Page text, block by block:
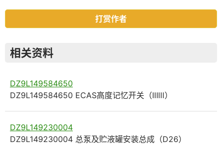
打赏作者
相关资料
DZ9L149584650
DZ9L149584650 ECAS高度记忆开关（ⅠⅡⅢ）
DZ9L149230004
DZ9L149230004 总泵及贮液罐安装总成（D26）